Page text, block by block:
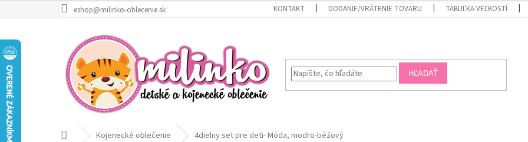
na
eshop@milinko-oblecenie.sk KONTAKT DODANIE/VRÁTENIE TOVARU TABUĽKA VEĽKOSTÍ
HĽADAŤ
DomovKojenecké oblečenie 4dielny set pre deti- Móda, modro-béžový